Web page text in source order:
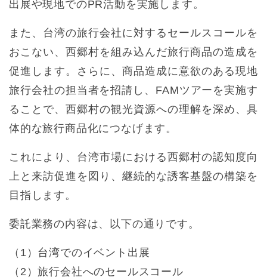
出展や現地でのPR活動を実施します。
また、台湾の旅行会社に対するセールスコールを
おこない、西郷村を組み込んだ旅行商品の造成を
促進します。さらに、商品造成に意欲のある現地
旅行会社の担当者を招請し、FAMツアーを実施す
ることで、西郷村の観光資源への理解を深め、具
体的な旅行商品化につなげます。
これにより、台湾市場における西郷村の認知度向
上と来訪促進を図り、継続的な誘客基盤の構築を
目指します。
委託業務の内容は、以下の通りです。
（1）台湾でのイベント出展
（2）旅行会社へのセールスコール